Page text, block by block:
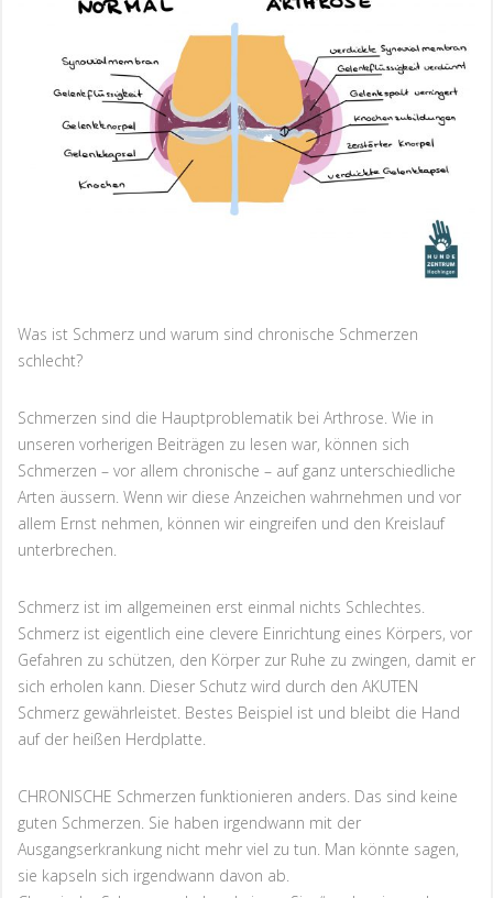
Was ist Schmerz und warum sind chronische Schmerzen
schlecht?
Schmerzen sind die Hauptproblematik bei Arthrose. Wie in
unseren vorherigen Beiträgen zu lesen war, können sich
Schmerzen – vor allem chronische – auf ganz unterschiedliche
Arten äussern. Wenn wir diese Anzeichen wahrnehmen und vor
allem Ernst nehmen, können wir eingreifen und den Kreislauf
unterbrechen.
Schmerz ist im allgemeinen erst einmal nichts Schlechtes.
Schmerz ist eigentlich eine clevere Einrichtung eines Körpers, vor
Gefahren zu schützen, den Körper zur Ruhe zu zwingen, damit er
sich erholen kann. Dieser Schutz wird durch den AKUTEN
Schmerz gewährleistet. Bestes Beispiel ist und bleibt die Hand
auf der heißen Herdplatte.
CHRONISCHE Schmerzen funktionieren anders. Das sind keine
guten Schmerzen. Sie haben irgendwann mit der
Ausgangserkrankung nicht mehr viel zu tun. Man könnte sagen,
sie kapseln sich irgendwann davon ab.